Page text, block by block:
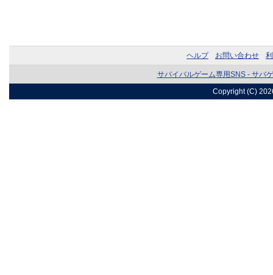
ヘルプ お問い合わせ
サバイバルゲーム専用SNS - サバ
Copyright (C)